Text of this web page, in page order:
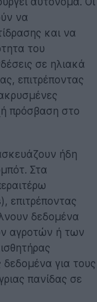
να
και να
του
σε ηλιακά
επιτρέποντας
πρόσβαση στο
ήδη
Στα
), επιτρέποντας
δεδομένα
αγροτών ή των
για τους
πανίδας σε